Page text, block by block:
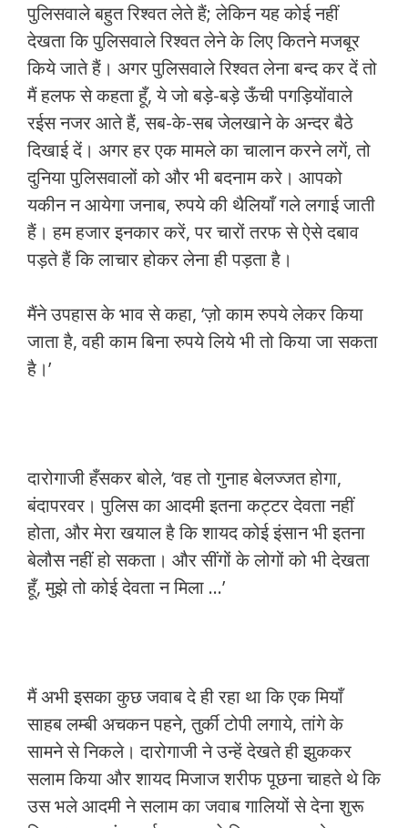
पुलिसवाले बहुत रिश्वत लेते हैं; लेकिन यह कोई नहीं
देखता कि पुलिसवाले रिश्वत लेने के लिए कितने मजबूर
किये जाते हैं। अगर पुलिसवाले रिश्वत लेना बन्द कर दें तो
मैं हलफ से कहता हूँ, ये जो बड़े-बड़े ऊँची पगड़ियोंवाले
रईस नजर आते हैं, सब-के-सब जेलखाने के अन्दर बैठे
दिखाई दें। अगर हर एक मामले का चालान करने लगें, तो
दुनिया पुलिसवालों को और भी बदनाम करे। आपको
यकीन न आयेगा जनाब, रुपये की थैलियाँ गले लगाई जाती
हैं। हम हजार इनकार करें, पर चारों तरफ से ऐसे दबाव
पड़ते हैं कि लाचार होकर लेना ही पड़ता है।
मैंने उपहास के भाव से कहा, ‘ज़ो काम रुपये लेकर किया
जाता है, वही काम बिना रुपये लिये भी तो किया जा सकता
है।’
दारोगाजी हँसकर बोले, ‘वह तो गुनाह बेलज्जत होगा,
बंदापरवर। पुलिस का आदमी इतना कट्टर देवता नहीं
होता, और मेरा खयाल है कि शायद कोई इंसान भी इतना
बेलौस नहीं हो सकता। और सींगों के लोगों को भी देखता
हूँ, मुझे तो कोई देवता न मिला …’
मैं अभी इसका कुछ जवाब दे ही रहा था कि एक मियाँ
साहब लम्बी अचकन पहने, तुर्की टोपी लगाये, तांगे के
सामने से निकले। दारोगाजी ने उन्हें देखते ही झुककर
सलाम किया और शायद मिजाज शरीफ पूछना चाहते थे कि
उस भले आदमी ने सलाम का जवाब गालियों से देना शुरू